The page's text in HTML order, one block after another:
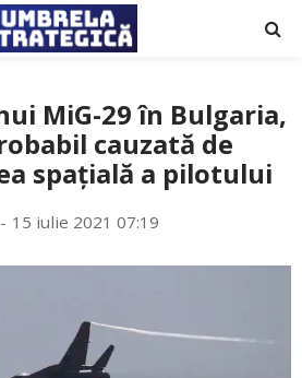
MiG-29 în Bulgaria,
cauzată de
spațială a pilotului
15 iulie 2021 07:19